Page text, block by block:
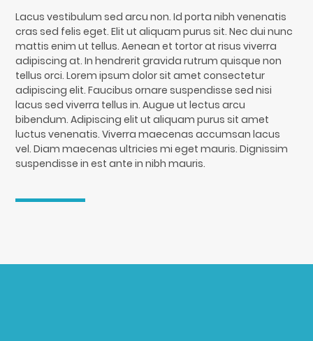
Lacus vestibulum sed arcu non. Id porta nibh venenatis
cras sed felis eget. Elit ut aliquam purus sit. Nec dui nunc
mattis enim ut tellus. Aenean et tortor at risus viverra
adipiscing at. In hendrerit gravida rutrum quisque non
tellus orci. Lorem ipsum dolor sit amet consectetur
adipiscing elit. Faucibus ornare suspendisse sed nisi
lacus sed viverra tellus in. Augue ut lectus arcu
bibendum. Adipiscing elit ut aliquam purus sit amet
luctus venenatis. Viverra maecenas accumsan lacus
vel. Diam maecenas ultricies mi eget mauris. Dignissim
suspendisse in est ante in nibh mauris.